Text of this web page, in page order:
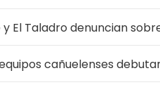
y El Taladro denuncian
equipos cañuelenses